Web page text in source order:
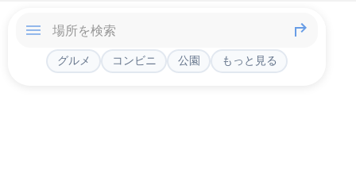
グルメ コンビニ 公園 もっと見る